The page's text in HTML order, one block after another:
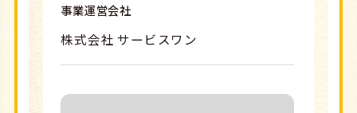
事業運営会社
株式会社 サービスワン